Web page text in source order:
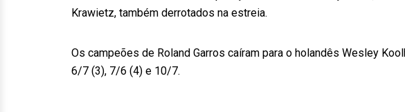
Krawietz, também derrotados na estreia.
Os campeões de Roland Garros caíram para o holandês Wesley
6/7 (3), 7/6 (4) e 10/7.